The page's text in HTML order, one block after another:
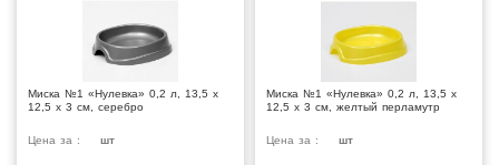
Миска №1 «Нулевка» 0,2 л, 13,5 х
12,5 х 3 см, серебро
Цена за : шт
Миска №1 «Нулевка» 0,2 л, 13,5 х
12,5 х 3 см, желтый перламутр
Цена за : шт